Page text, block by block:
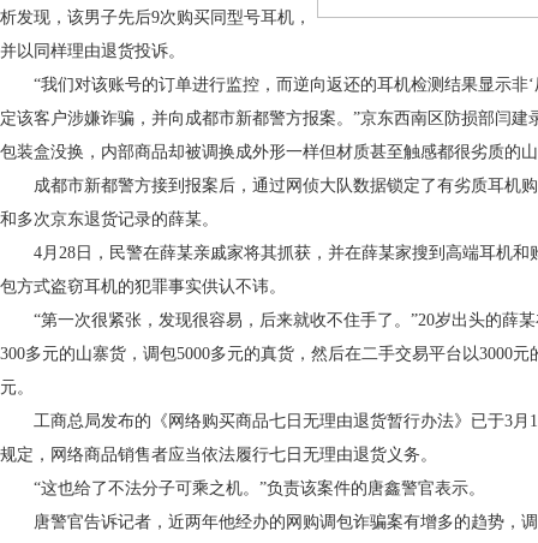
析发现，该男子先后9次购买同型号耳机，
并以同样理由退货投诉。
“我们对该账号的订单进行监控，而逆向返还的耳机检测结果显示非‘
定该客户涉嫌诈骗，并向成都市新都警方报案。”京东西南区防损部闫建
包装盒没换，内部商品却被调换成外形一样但材质甚至触感都很劣质的
成都市新都警方接到报案后，通过网侦大队数据锁定了有劣质耳机
和多次京东退货记录的薛某。
4月28日，民警在薛某亲戚家将其抓获，并在薛某家搜到高端耳机和
包方式盗窃耳机的犯罪事实供认不讳。
“第一次很紧张，发现很容易，后来就收不住手了。”20岁出头的薛某
300多元的山寨货，调包5000多元的真货，然后在二手交易平台以3000
元。
工商总局发布的《网络购买商品七日无理由退货暂行办法》已于3月
规定，网络商品销售者应当依法履行七日无理由退货义务。
“这也给了不法分子可乘之机。”负责该案件的唐鑫警官表示。
唐警官告诉记者，近两年他经办的网购调包诈骗案有增多的趋势，